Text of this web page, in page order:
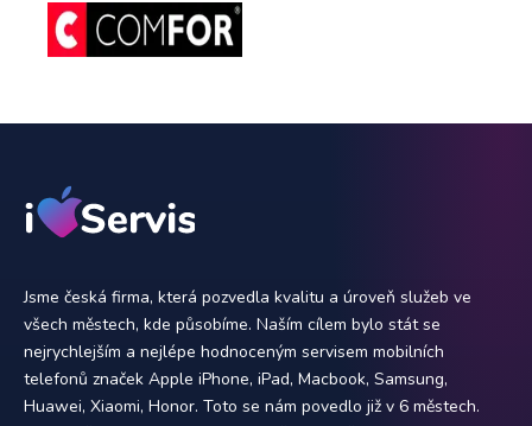
Jsme česká firma, která pozvedla kvalitu a úroveň služeb ve
všech městech, kde působíme. Naším cílem bylo stát se
nejrychlejším a nejlépe hodnoceným servisem mobilních
telefonů značek Apple iPhone, iPad, Macbook, Samsung,
Huawei, Xiaomi, Honor. Toto se nám povedlo již v 6 městech.